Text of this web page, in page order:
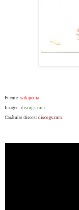
Fuente: wikipedia
Imagen: discogs.com
Carátulas discos: discogs.com